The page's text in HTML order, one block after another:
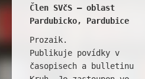
Člen SVčS – oblast
Pardubicko, Pardubice
Prozaik.
Publikuje povídky v
časopisech a bulletinu